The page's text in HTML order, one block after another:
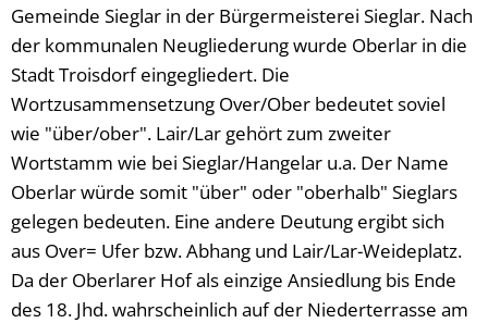
Gemeinde Sieglar in der Bürgermeisterei Sieglar. Nach
der kommunalen Neugliederung wurde Oberlar in die
Stadt Troisdorf eingegliedert. Die
Wortzusammensetzung Over/Ober bedeutet soviel
wie "über/ober". Lair/Lar gehört zum zweiter
Wortstamm wie bei Sieglar/Hangelar u.a. Der Name
Oberlar würde somit "über" oder "oberhalb" Sieglars
gelegen bedeuten. Eine andere Deutung ergibt sich
aus Over= Ufer bzw. Abhang und Lair/Lar-Weideplatz.
Da der Oberlarer Hof als einzige Ansiedlung bis Ende
des 18. Jhd. wahrscheinlich auf der Niederterrasse am